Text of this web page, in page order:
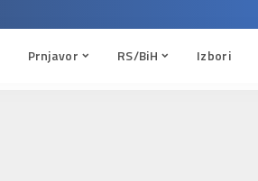
Prnjavor RS/BiH Izbori